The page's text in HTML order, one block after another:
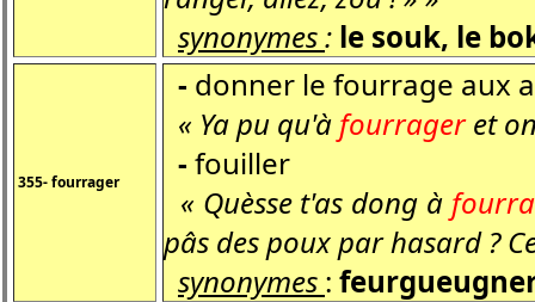
synonymes: le souk, le
355- fourrager
- donner le fourrage aux
« Ya pu qu'à fourrageret
- fouiller
« Quèsse t'as dong à
pâs des poux par hasard ?
synonymes :